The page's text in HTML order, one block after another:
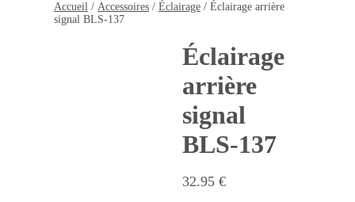
Accueil / Accessoires / Éclairage / Éclairage arrière
signal BLS-137
Éclairage
arrière
signal
BLS-137
32.95€